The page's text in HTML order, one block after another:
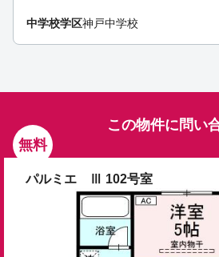
中学校学区神戸中学校
無料
この物件に問い
パルミエ Ⅲ 102号室